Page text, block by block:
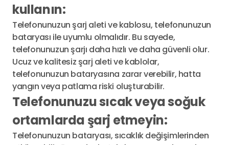
kullanın:
Telefonunuzun şarj aleti ve kablosu, telefonunuzun
bataryası ile uyumlu olmalıdır. Bu sayede,
telefonunuzun şarjı daha hızlı ve daha güvenli olur.
Ucuz ve kalitesiz şarj aleti ve kablolar,
telefonunuzun bataryasına zarar verebilir, hatta
yangın veya patlama riski oluşturabilir.
Telefonunuzu sıcak veya soğuk
ortamlarda şarj etmeyin:
Telefonunuzun bataryası, sıcaklık değişimlerinden